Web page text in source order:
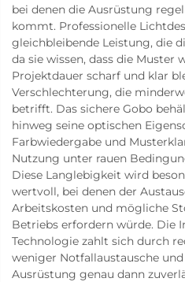
bei denen die Ausrüstung
kommt. Professionelle
gleichbleibende Leistung, die
da sie wissen, dass die Muster
Projektdauer scharf und klar
Verschlechterung, die
betrifft. Das sichere Gobo
hinweg seine optischen
Farbwiedergabe und
Nutzung unter rauen
Diese Langlebigkeit wird
wertvoll, bei denen der
Arbeitskosten und mögliche
Betriebs erfordern würde. Die
Technologie zahlt sich durch
weniger Notfallaustausche und
Ausrüstung genau dann